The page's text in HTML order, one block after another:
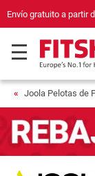
Envío gratuito a partir
Joola Pelotas de